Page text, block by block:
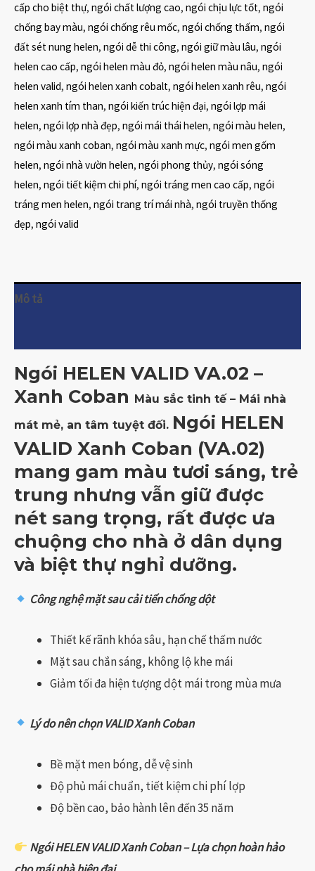
cấp cho biệt thự, ngói chất lượng cao, ngói chịu lực tốt, ngói
chống bay màu, ngói chống rêu mốc, ngói chống thấm, ngói
đất sét nung helen, ngói dễ thi công, ngói giữ màu lâu, ngói
helen cao cấp, ngói helen màu đỏ, ngói helen màu nâu, ngói
helen valid, ngói helen xanh cobalt, ngói helen xanh rêu, ngói
helen xanh tím than, ngói kiến trúc hiện đại, ngói lợp mái
helen, ngói lợp nhà đẹp, ngói mái thái helen, ngói màu helen,
ngói màu xanh coban, ngói màu xanh mực, ngói men gốm
helen, ngói nhà vườn helen, ngói phong thủy, ngói sóng
helen, ngói tiết kiệm chi phí, ngói tráng men cao cấp, ngói
tráng men helen, ngói trang trí mái nhà, ngói truyền thống
đẹp, ngói valid
Mô tả
Ngói HELEN VALID VA.02 –
Xanh Coban Màu sắc tinh tế – Mái nhà
mát mẻ, an tâm tuyệt đối. Ngói HELEN
VALID Xanh Coban (VA.02)
mang gam màu tươi sáng, trẻ
trung nhưng vẫn giữ được
nét sang trọng, rất được ưa
chuộng cho nhà ở dân dụng
và biệt thự nghỉ dưỡng.
Công nghệ mặt sau cải tiến chống dột
Thiết kế rãnh khóa sâu, hạn chế thấm nước
Mặt sau chắn sáng, không lộ khe mái
Giảm tối đa hiện tượng dột mái trong mùa mưa
Lý do nên chọn VALID Xanh Coban
Bề mặt men bóng, dễ vệ sinh
Độ phủ mái chuẩn, tiết kiệm chi phí lợp
Độ bền cao, bảo hành lên đến 35 năm
Ngói HELEN VALID Xanh Coban – Lựa chọn hoàn hảo